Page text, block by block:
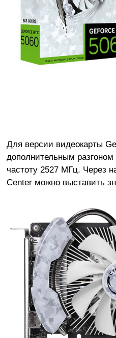
Для версии видеокарты
дополнительным
частоту 2527 МГц. Через
Center можно выставить